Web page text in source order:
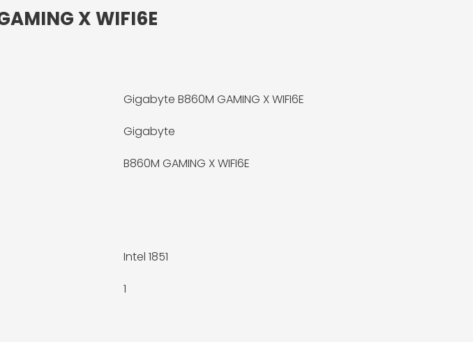
X WIFI6E
Gigabyte B860M GAMING X WIFI6E
Gigabyte
B860M GAMING X WIFI6E
Intel 1851
1